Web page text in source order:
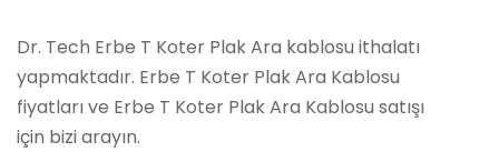
Dr. Tech Erbe T Koter Plak Ara kablosu ithalatı
yapmaktadır. Erbe T Koter Plak Ara Kablosu
fiyatları ve Erbe T Koter Plak Ara Kablosu satışı
için bizi arayın.